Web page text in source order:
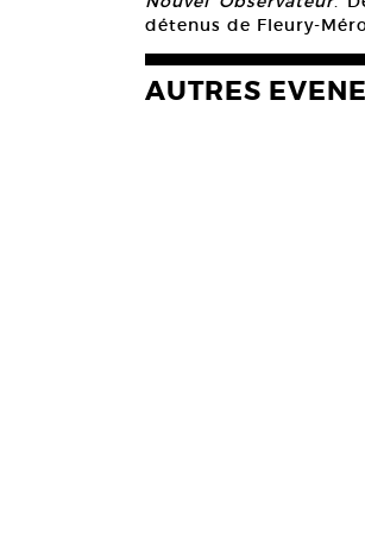
détenus de Fleury-
AUTRES